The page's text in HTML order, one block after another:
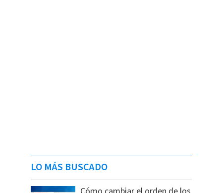
LO MÁS BUSCADO